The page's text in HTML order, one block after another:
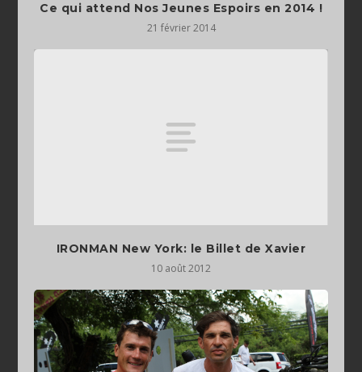
Ce qui attend Nos Jeunes Espoirs en 2014 !
21 février 2014
IRONMAN New York: le Billet de Xavier
10 août 2012